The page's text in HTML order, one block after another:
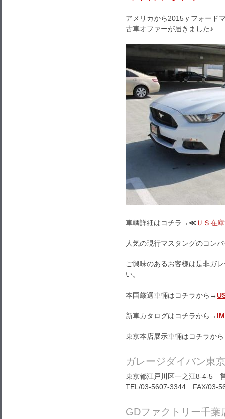
アメリカから2015ｙフォード
古車オファーが届きました♪
車輌詳細はコチラ→ ≪ＵＳ在庫
人気の現行マスタングのコン
ご興味のあるお客様は是非ガ
い。
本国厳選車輛はコチラから→
新車カタログはコチラから→
東京本店展示車輛はコチラか
ガレージダイバン東
東京都江戸川区一之江8-4-5
TEL/03-5607-3344 FAX/03-
GDファクトリー千葉